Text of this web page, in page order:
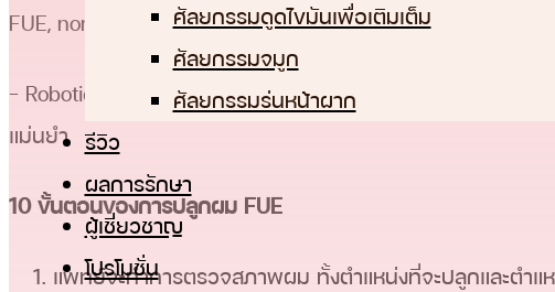
ศัลยกรรมดูดไขมันเพื่อเติมเต็ม
ศัลยกรรมจมูก
ศัลยกรรมร่นหน้าผาก
รีวิว
ผลการรักษา
ผู้เชี่ยวชาญ
โปรโมชั่น
FUE, non-shaven FUE, long-hair FUE
– Robotic FUE: ใช้หุ่นยนต์ช่วยในการเจาะรูขุมขน อย่างไรก็ต
แม่นยำ
10 ขั้นตอนของการปลูกผม FUE
แพทย์จะทำการตรวจสภาพผม ทั้งตำแหน่งที่จะปลูกและตำ